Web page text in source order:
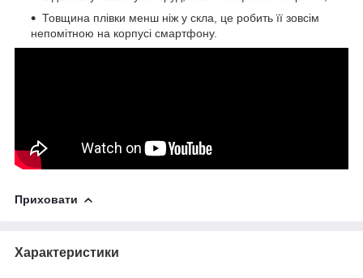
Товщина плівки менш ніж у скла, це робить її зовсім
непомітною на корпусі смартфону.
Приховати
Характеристики